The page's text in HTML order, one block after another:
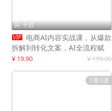
 千启
 电商AI内容实战课，从爆款
拆解到转化文案，AI全流程赋
能，解放人力，单月节省内容成
¥ 19.90 ¥ 199.00
1章1课